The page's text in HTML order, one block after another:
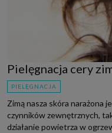
Pielęgnacja cery
PIELĘGNACJA
Zimą nasza skóra narażona
czynników zewnętrznych,
działanie powietrza w